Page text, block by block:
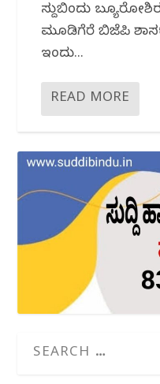
ಸುದ್ದಿಬಿಂದು
ಮೂಡಿಗೆರೆ ಬಿಜೆಪಿ
ಇಂದು...
READ MORE